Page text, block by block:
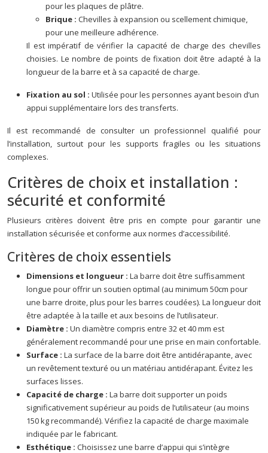
pour les plaques de plâtre.
Brique : Chevilles à expansion ou scellement chimique,
pour une meilleure adhérence.
Il est impératif de vérifier la capacité de charge des chevilles
choisies. Le nombre de points de fixation doit être adapté à la
longueur de la barre et à sa capacité de charge.
Fixation au sol : Utilisée pour les personnes ayant besoin d’un
appui supplémentaire lors des transferts.
Il est recommandé de consulter un professionnel qualifié pour
l’installation, surtout pour les supports fragiles ou les situations
complexes.
Critères de choix et installation :
sécurité et conformité
Plusieurs critères doivent être pris en compte pour garantir une
installation sécurisée et conforme aux normes d’accessibilité.
Critères de choix essentiels
Dimensions et longueur : La barre doit être suffisamment
longue pour offrir un soutien optimal (au minimum 50cm pour
une barre droite, plus pour les barres coudées). La longueur doit
être adaptée à la taille et aux besoins de l’utilisateur.
Diamètre : Un diamètre compris entre 32 et 40 mm est
généralement recommandé pour une prise en main confortable.
Surface : La surface de la barre doit être antidérapante, avec
un revêtement texturé ou un matériau antidérapant. Évitez les
surfaces lisses.
Capacité de charge : La barre doit supporter un poids
significativement supérieur au poids de l’utilisateur (au moins
150 kg recommandé). Vérifiez la capacité de charge maximale
indiquée par le fabricant.
Esthétique : Choisissez une barre d’appui qui s’intègre